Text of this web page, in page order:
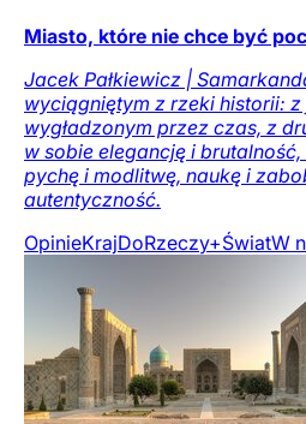
Miasto, które nie chce być
Jacek Pałkiewicz |
wyciągniętym z rzeki historii:
wygładzonym przez czas, z
w sobie elegancję i
pychę i modlitwę, naukę i
autentyczność.
OpinieKrajDoRzeczy+ŚwiatW